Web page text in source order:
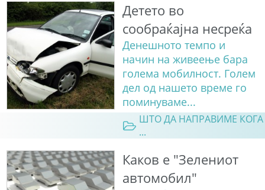
Детето во
сообраќајна несреќа
Денешното темпо и
начин на живеење бара
голема мобилност. Голем
дел од нашето време го
поминуваме...
ШТО ДА НАПРАВИМЕ КОГА
...
Каков е "Зелениот
автомобил"